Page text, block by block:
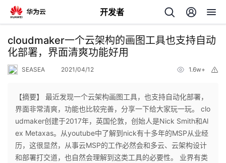
开发者
返
回
个
人
我
cloudmaker一个云架构的画图工具也支持自动
化部署，界面清爽功能好用
SEASEA 2021/04/12 1.6w+
【摘要】 最近发现一个云架构画图工具，也支持自动化部署，
界面非常清爽，功能也比较完善，分享一下给大家玩一玩。 clo
udmaker创建于2017年，英国伦敦，创始人是Nick Smith和Al
ex Metaxas。从youtube中了解到nick有十多年的MSP从业经
历，这很显然，从事云MSP的工作必然会和多云、云架构设计
和部署打交道，也自然会理解到这类工具的必要性。 业界有类